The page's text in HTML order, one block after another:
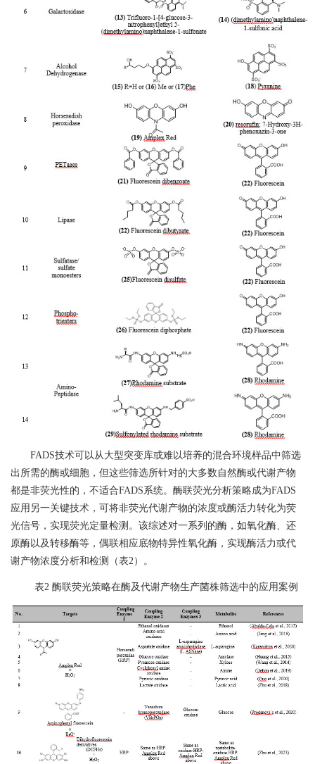
FADS技术可以从大型突变库或难以培养的混合环境样品中筛选
出所需的酶或细胞，但这些筛选所针对的大多数自然酶或代谢产物
都是非荧光性的，不适合FADS系统。 酶联荧光分析策略成为FADS
应用另一关键技术，可将非荧光代谢产物的浓度或酶活力转化为荧
光信号，实现荧光定量检测。该综述对一系列的酶，如氧化酶、还
原酶以及转移酶等，偶联相应底物特异性氧化酶，实现酶活力或代
谢产物浓度分析和检测（表2 ）。
表2 酶联荧光策略在酶及代谢产物生产菌株筛选中的应用案例